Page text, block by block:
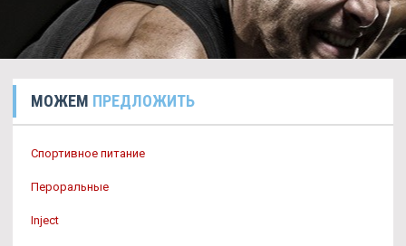
МОЖЕМ ПРЕДЛОЖИТЬ
Спортивное питание
Пероральные
Inject